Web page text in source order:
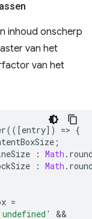
inhoud onscherp
van het
van het
(([entry]) => {
;
: Math .
: Math .
=